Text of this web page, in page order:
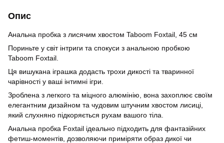
Опис
Анальна пробка з лисячим хвостом Taboom Foxtail, 45 см
Пориньте у світ інтриги та спокуси з анальною пробкою
Taboom Foxtail.
Ця вишукана іграшка додасть трохи дикості та тваринної
чарівності у ваші інтимні ігри.
Зроблена з легкого та міцного алюмінію, вона захоплює своїм
елегантним дизайном та чудовим штучним хвостом лисиці,
який слухняно підкоряється рухам вашого тіла.
Анальна пробка Foxtail ідеально підходить для фантазійних
фетиш-моментів, дозволяючи приміряти образ дикої чи